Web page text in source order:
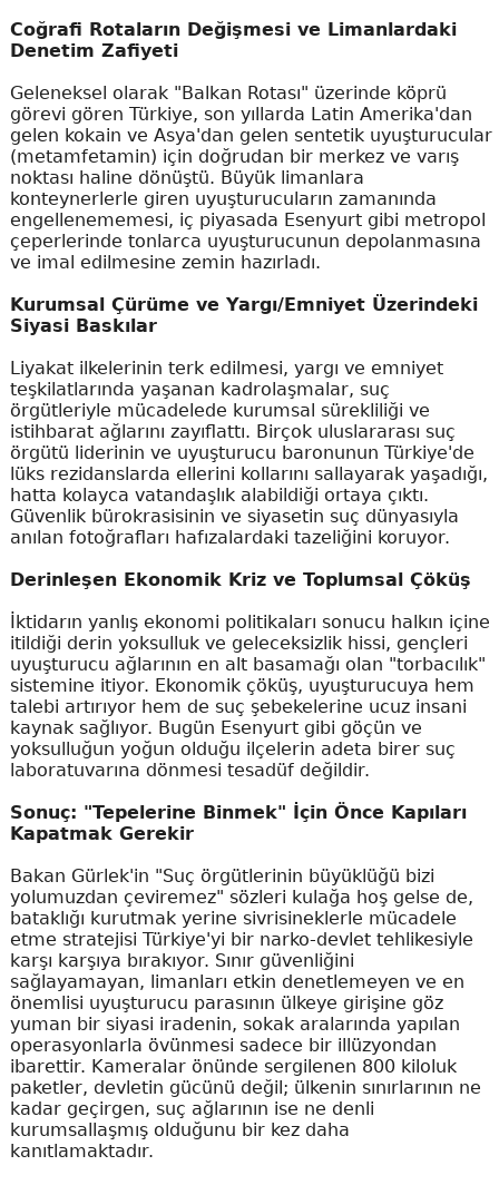
Coğrafi Rotaların Değişmesi ve Limanlardaki
Denetim Zafiyeti
Geleneksel olarak "Balkan Rotası" üzerinde köprü
görevi gören Türkiye, son yıllarda Latin Amerika'dan
gelen kokain ve Asya'dan gelen sentetik uyuşturucular
(metamfetamin) için doğrudan bir merkez ve varış
noktası haline dönüştü. Büyük limanlara
konteynerlerle giren uyuşturucuların zamanında
engellenememesi, iç piyasada Esenyurt gibi metropol
çeperlerinde tonlarca uyuşturucunun depolanmasına
ve imal edilmesine zemin hazırladı.
Kurumsal Çürüme ve Yargı/Emniyet Üzerindeki
Siyasi Baskılar
Liyakat ilkelerinin terk edilmesi, yargı ve emniyet
teşkilatlarında yaşanan kadrolaşmalar, suç
örgütleriyle mücadelede kurumsal sürekliliği ve
istihbarat ağlarını zayıflattı. Birçok uluslararası suç
örgütü liderinin ve uyuşturucu baronunun Türkiye'de
lüks rezidanslarda ellerini kollarını sallayarak yaşadığı,
hatta kolayca vatandaşlık alabildiği ortaya çıktı.
Güvenlik bürokrasisinin ve siyasetin suç dünyasıyla
anılan fotoğrafları hafızalardaki tazeliğini koruyor.
Derinleşen Ekonomik Kriz ve Toplumsal Çöküş
İktidarın yanlış ekonomi politikaları sonucu halkın içine
itildiği derin yoksulluk ve geleceksizlik hissi, gençleri
uyuşturucu ağlarının en alt basamağı olan "torbacılık"
sistemine itiyor. Ekonomik çöküş, uyuşturucuya hem
talebi artırıyor hem de suç şebekelerine ucuz insani
kaynak sağlıyor. Bugün Esenyurt gibi göçün ve
yoksulluğun yoğun olduğu ilçelerin adeta birer suç
laboratuvarına dönmesi tesadüf değildir.
Sonuç: "Tepelerine Binmek" İçin Önce Kapıları
Kapatmak Gerekir
Bakan Gürlek'in "Suç örgütlerinin büyüklüğü bizi
yolumuzdan çeviremez" sözleri kulağa hoş gelse de,
bataklığı kurutmak yerine sivrisineklerle mücadele
etme stratejisi Türkiye'yi bir narko-devlet tehlikesiyle
karşı karşıya bırakıyor. Sınır güvenliğini
sağlayamayan, limanları etkin denetlemeyen ve en
önemlisi uyuşturucu parasının ülkeye girişine göz
yuman bir siyasi iradenin, sokak aralarında yapılan
operasyonlarla övünmesi sadece bir illüzyondan
ibarettir. Kameralar önünde sergilenen 800 kiloluk
paketler, devletin gücünü değil; ülkenin sınırlarının ne
kadar geçirgen, suç ağlarının ise ne denli
kurumsallaşmış olduğunu bir kez daha
kanıtlamaktadır.